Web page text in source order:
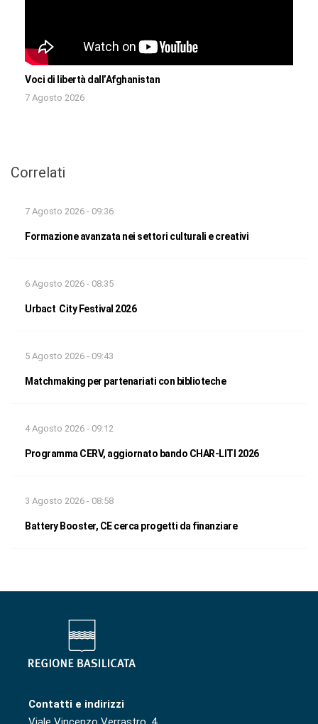
Voci di libertà dall’Afghanistan
7 Agosto 2026
Correlati
7 Agosto 2026 - 09:36
Formazione avanzata nei settori culturali e creativi
6 Agosto 2026 - 08:35
Urbact City Festival 2026
5 Agosto 2026 - 09:43
Matchmaking per partenariati con biblioteche
4 Agosto 2026 - 09:12
Programma CERV, aggiornato bando CHAR-LITI 2026
3 Agosto 2026 - 08:58
Battery Booster, CE cerca progetti da finanziare
Contatti e indirizzi